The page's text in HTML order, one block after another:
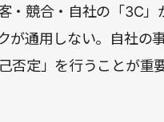
・競合・自社の「3C」
が通用しない。自社の
否定」を行うことが重